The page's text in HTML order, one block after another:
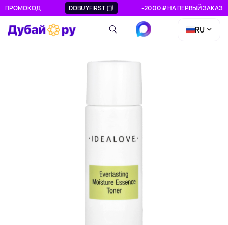
ПРОМОКОД DOBUYFIRST -2000 ₽ НА ПЕРВЫЙ ЗАКАЗ
RU